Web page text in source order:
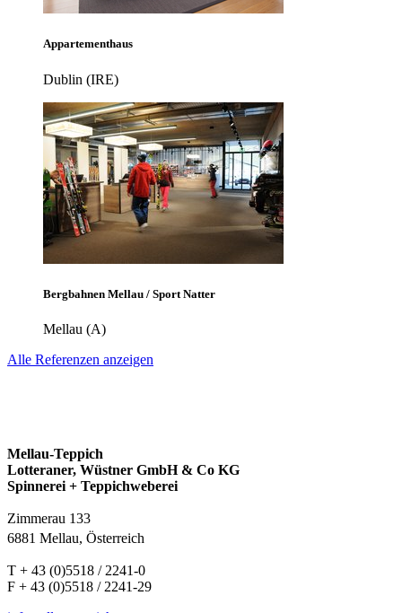
Appartementhaus
Dublin (IRE)
Bergbahnen Mellau / Sport Natter
Mellau (A)
Alle Referenzen anzeigen
Mellau-Teppich
Lotteraner, Wüstner GmbH & Co KG
Spinnerei + Teppichweberei
Zimmerau 133
6881 Mellau, Österreich
T + 43 (0)5518 / 2241-0
F + 43 (0)5518 / 2241-29